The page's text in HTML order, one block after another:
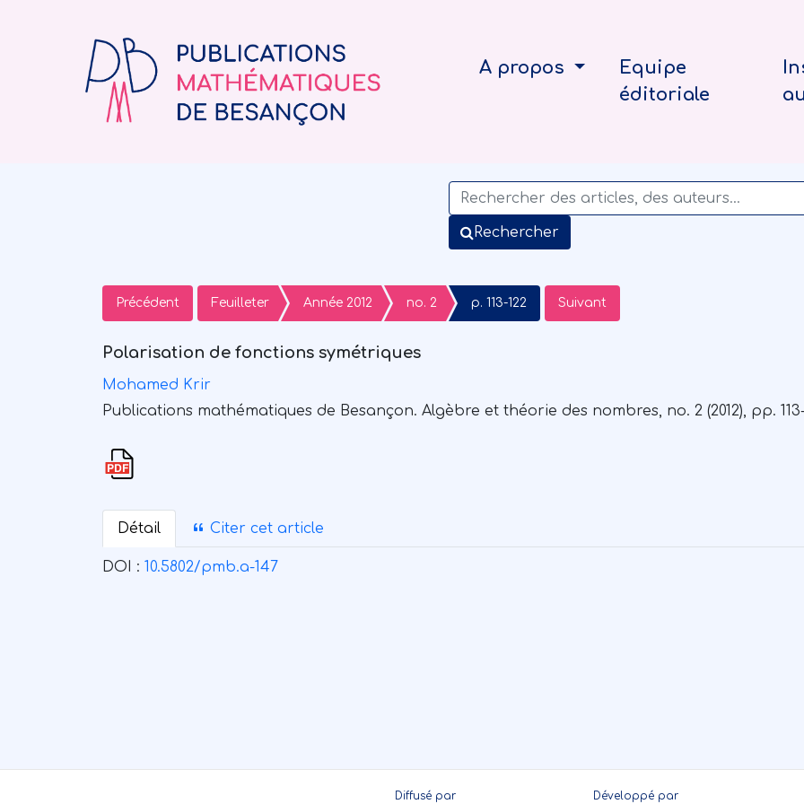
A propos
Equipe
éditoriale
Rechercher
Précédent Feuilleter Année 2012 no. 2 p. 113-122 Suivant
Polarisation de fonctions symétriques
Mohamed Krir
Publications mathématiques de Besançon. Algèbre et théorie des nombres, no. 2 (2012), pp. 113-
Détail Citer cet article
DOI : 10.5802/pmb.a-147
Diffusé par Développé par